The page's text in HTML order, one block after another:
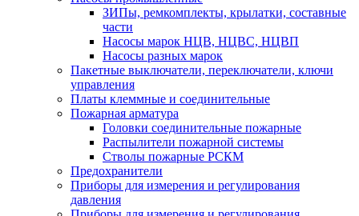
ЗИПы, ремкомплекты, крылатки, составные
части
Насосы марок НЦВ, НЦВС, НЦВП
Насосы разных марок
Пакетные выключатели, переключатели, ключи
управления
Платы клеммные и соединительные
Пожарная арматура
Головки соединительные пожарные
Распылители пожарной системы
Стволы пожарные РСКМ
Предохранители
Приборы для измерения и регулирования
давления